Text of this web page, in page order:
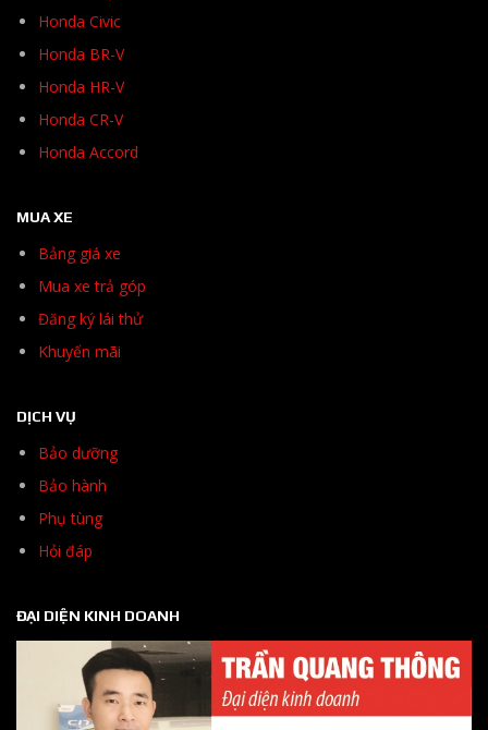
Honda Civic
Honda BR-V
Honda HR-V
Honda CR-V
Honda Accord
MUA XE
Bảng giá xe
Mua xe trả góp
Đăng ký lái thử
Khuyến mãi
DỊCH VỤ
Bảo dưỡng
Bảo hành
Phụ tùng
Hỏi đáp
ĐẠI DIỆN KINH DOANH